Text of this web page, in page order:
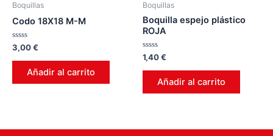
Boquillas
Codo 18X18 M-M
Valorado
en
0
3,00€
Añadir al carrito
Boquillas
Boquilla espejo plástico
ROJA
Valorado
en
0
1,40€
Añadir al carrito